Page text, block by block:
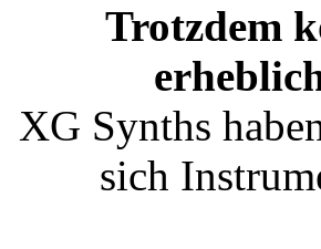
Trotzdem
XG Synths
sich